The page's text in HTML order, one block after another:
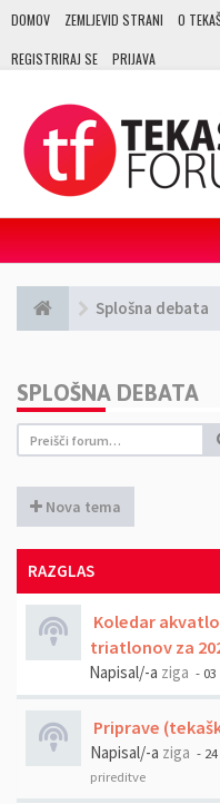
DOMOV ZEMLJEVID STRANI O
REGISTRIRAJ SE PRIJAVA
Splošna debata
SPLOŠNA DEBATA
Nova tema
RAZGLAS
Koledar
triatlonov za
Napisal/-a ziga - 03
Priprave
Napisal/-a ziga -
prireditve